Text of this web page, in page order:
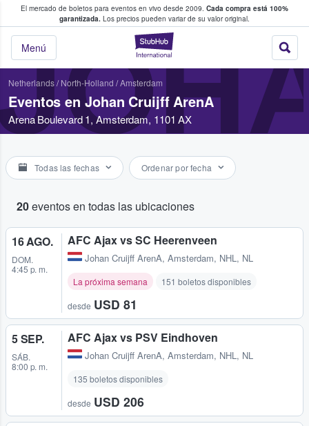
El mercado de boletos para eventos en vivo desde 2009. Cada compra está 100%
garantizada. Los precios pueden variar de su valor original.
StubHub: donde
Menú
fans compran y venden boletos
Netherlands/ North-Holland /Amsterdam
Eventos en Johan Cruijff ArenA
Arena Boulevard 1, Amsterdam, 1101 AX
Todas las fechas Ordenar por fecha
20eventos en todas las ubicaciones
16 AGO.
DOM.
4:45 p. m.
AFC Ajax vs SC Heerenveen
Johan Cruijff ArenA, Amsterdam, NHL, NL
La próxima semana 151 boletos disponibles
desde USD 81
5 SEP.
SÁB.
8:00 p. m.
AFC Ajax vs PSV Eindhoven
Johan Cruijff ArenA, Amsterdam, NHL, NL
135 boletos disponibles
desde USD 206